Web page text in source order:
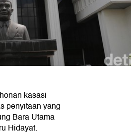
kasasi
penyitaan yang
Bara Utama
Hidayat.